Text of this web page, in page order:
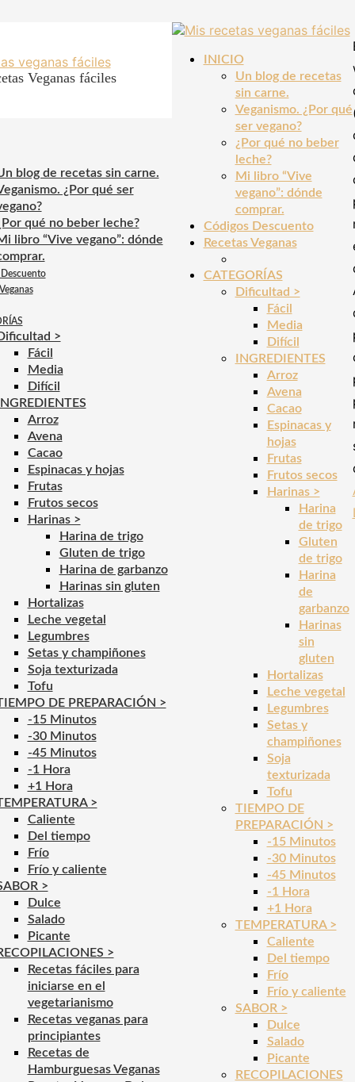
Veganas fáciles
blog de recetas sin carne.
¿Por qué ser
qué no beber leche?
libro “Vive vegano”: dónde
>
Fácil
Media
Difícil
Arroz
Avena
Cacao
Espinacas y hojas
Frutas
Frutos secos
Harinas >
Harina de trigo
Gluten de trigo
Harina de garbanzo
Harinas sin gluten
Hortalizas
Leche vegetal
Legumbres
Setas y champiñones
Soja texturizada
Tofu
DE PREPARACIÓN >
-15 Minutos
-30 Minutos
-45 Minutos
-1 Hora
+1 Hora
>
Caliente
Del tiempo
Frío
Frío y caliente
>
Dulce
Salado
Picante
>
Recetas fáciles para
iniciarse en el
vegetarianismo
Recetas veganas para
principiantes
Recetas de
Hamburguesas Veganas
INICIO
Un blog de recetas
sin carne.
Veganismo. ¿Por qué
ser vegano?
¿Por qué no beber
leche?
Mi libro “Vive
vegano”: dónde
comprar.
Códigos Descuento
Recetas Veganas
CATEGORÍAS
Dificultad >
Fácil
Media
Difícil
INGREDIENTES
Arroz
Avena
Cacao
Espinacas y
hojas
Frutas
Frutos secos
Harinas >
Harina
de trigo
Gluten
de trigo
Harina
de
garbanzo
Harinas
sin
gluten
Hortalizas
Leche vegetal
Legumbres
Setas y
champiñones
Soja
texturizada
Tofu
TIEMPO DE
PREPARACIÓN >
-15 Minutos
-30 Minutos
-45 Minutos
-1 Hora
+1 Hora
TEMPERATURA >
Caliente
Del tiempo
Frío
Frío y caliente
SABOR >
Dulce
Salado
Picante
RECOPILACIONES